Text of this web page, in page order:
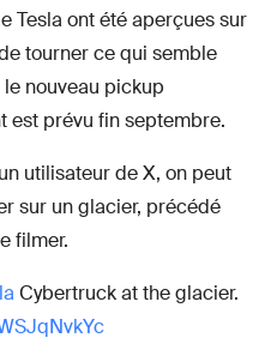
Tesla ont été aperçues sur
tourner ce qui semble
nouveau pickup
est prévu fin septembre.
utilisateur de X, on peut
sur un glacier, précédé
filmer.
Cybertruck at the glacier.